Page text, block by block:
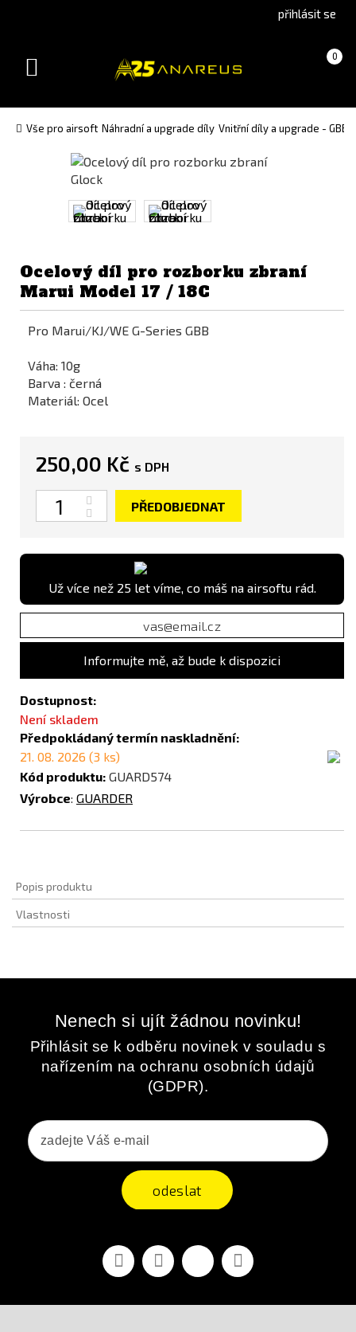
version(Slovak)
přihlásit se
Košík 0
(prázdný)
Toggle
Vše pro airsoft Náhradní a upgrade díly Vnitřní díly a upgrade - GBB
Ocelový díl pro rozborku zbraní
Marui Model 17 / 18C
Pro Marui/KJ/WE G-Series GBB
Váha: 10g
Barva : černá
Materiál: Ocel
250,00 Kč s DPH
Počet
PŘEDOBJEDNAT
Už více než 25 let víme, co máš na airsoftu rád.
Informujte mě, až bude k dispozici
Dostupnost:
Není skladem
Předpokládaný termín naskladnění:
21. 08. 2026 (3 ks)
Kód produktu: GUARD574
Výrobce: GUARDER
Popis produktu
Vlastnosti
Nenech si ujít žádnou novinku!
Přihlásit se k odběru novinek v souladu s
nařízením na ochranu osobních údajů
(GDPR).
odeslat
FacebookYouTubeVimeo Instagram